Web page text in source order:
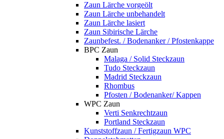
Zaun Lärche vorgeölt
Zaun Lärche unbehandelt
Zaun Lärche lasiert
Zaun Sibirische Lärche
Zaunbefest. / Bodenanker / Pfostenkappe
BPC Zaun
Malaga / Solid Steckzaun
Tudo Steckzaun
Madrid Steckzaun
Rhombus
Pfosten / Bodenanker/ Kappen
WPC Zaun
Verti Senkrechtzaun
Portland Steckzaun
Kunststoffzaun / Fertigzaun WPC